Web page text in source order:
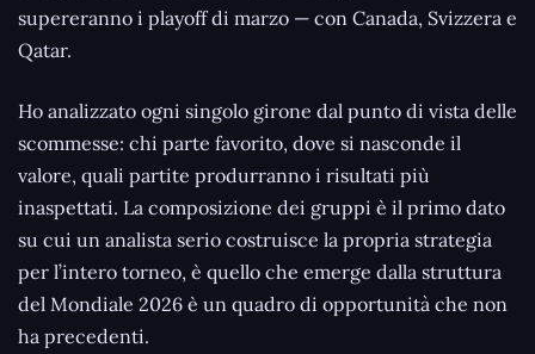
supereranno i playoff di marzo — con Canada, Svizzera e
Qatar.
Ho analizzato ogni singolo girone dal punto di vista delle
scommesse: chi parte favorito, dove si nasconde il
valore, quali partite produrranno i risultati più
inaspettati. La composizione dei gruppi è il primo dato
su cui un analista serio costruisce la propria strategia
per l’intero torneo, è quello che emerge dalla struttura
del Mondiale 2026 è un quadro di opportunità che non
ha precedenti.